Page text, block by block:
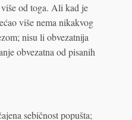
od toga. Ali kad je
više nema nikakvog
nisu li obvezatnija
obvezatna od pisanih
sebičnost popušta;